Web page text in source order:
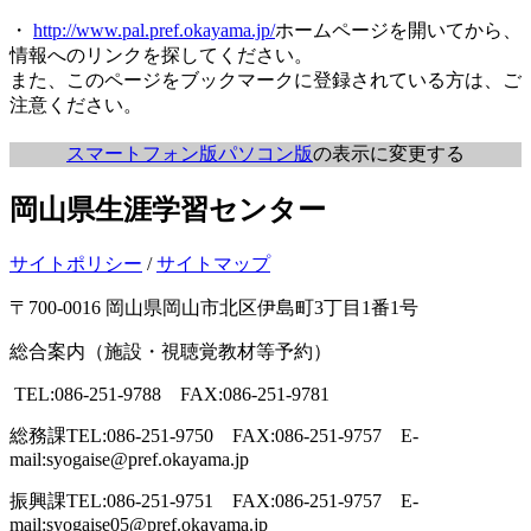
・ http://www.pal.pref.okayama.jp/ホームページを開いてから、
情報へのリンクを探してください。
また、このページをブックマークに登録されている方は、ご
注意ください。
スマートフォン版パソコン版の表示に変更する
岡山県生涯学習センター
サイトポリシー /サイトマップ
〒700-0016 岡山県岡山市北区伊島町3丁目1番1号
総合案内（施設・視聴覚教材等予約）
TEL:086-251-9788 FAX:086-251-9781
総務課TEL:086-251-9750 FAX:086-251-9757 E-
mail:syogaise@pref.okayama.jp
振興課TEL:086-251-9751 FAX:086-251-9757 E-
mail:syogaise05@pref.okayama.jp